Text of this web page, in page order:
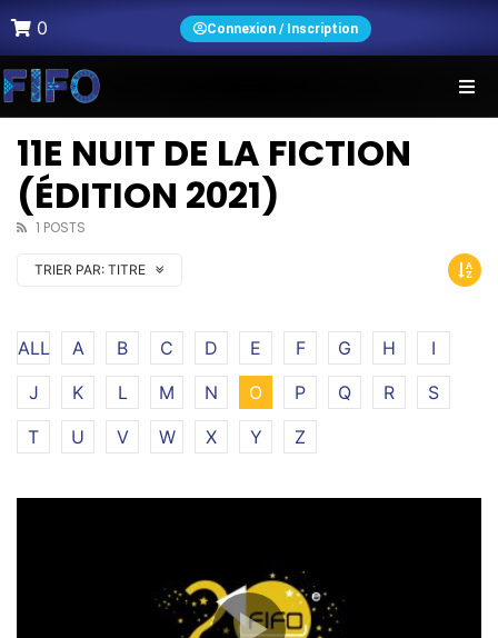
0 Connexion / Inscription
11E NUIT DE LA FICTION
(ÉDITION 2021)
1 POSTS
TRIER PAR: TITRE
ALL A B C D E F G H
I
J
K L M N O P Q R
S
T
U V W X Y Z